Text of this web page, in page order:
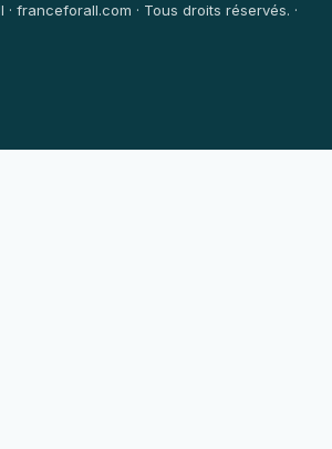
franceforall.com · Tous droits réservés. ·